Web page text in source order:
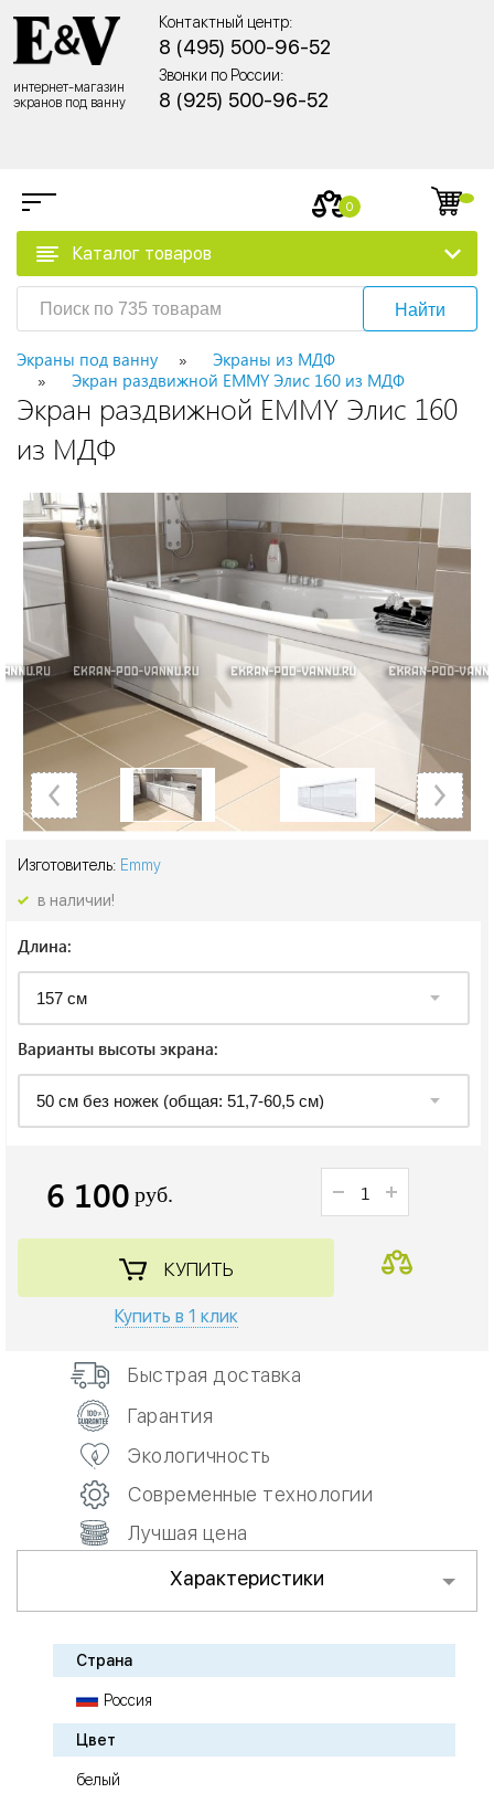
интернет-магазин
экранов под ванну
Контактный центр:
8 (495) 500-96-52
Звонки по России:
8 (925) 500-96-52
0
Каталог товаров
Найти
Экраны под ванну
Экраны из МДФ
Экран раздвижной EMMY Элис 160 из МДФ
Экран раздвижной EMMY Элис 160
из МДФ
Изготовитель: Emmy
в наличии!
Длина:
Варианты высоты экрана:
6 100 руб.
КУПИТЬ
Купить в 1 клик
Быстрая доставка
Гарантия
Экологичность
Современные технологии
Лучшая цена
Характеристики
Страна
Россия
Цвет
белый